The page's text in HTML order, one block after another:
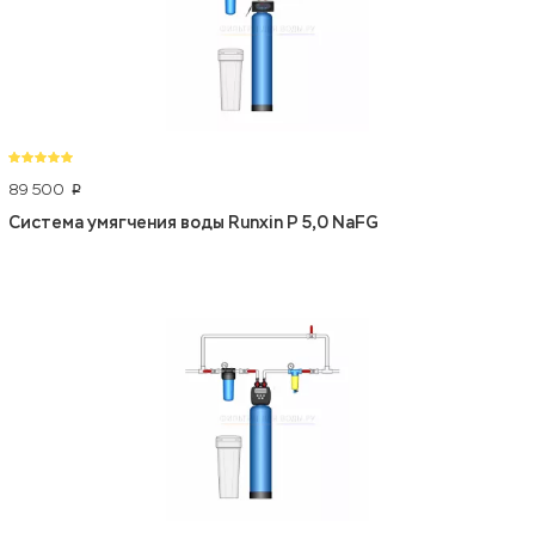
89 500 p
Система умягчения воды Runxin P 5,0 NaFG